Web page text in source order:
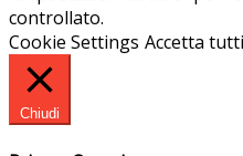
controllato.
Cookie Settings Accetta tutti
Chiudi